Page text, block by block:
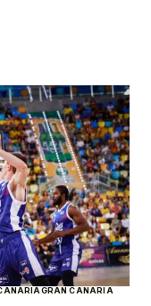
GRAN CANARIA